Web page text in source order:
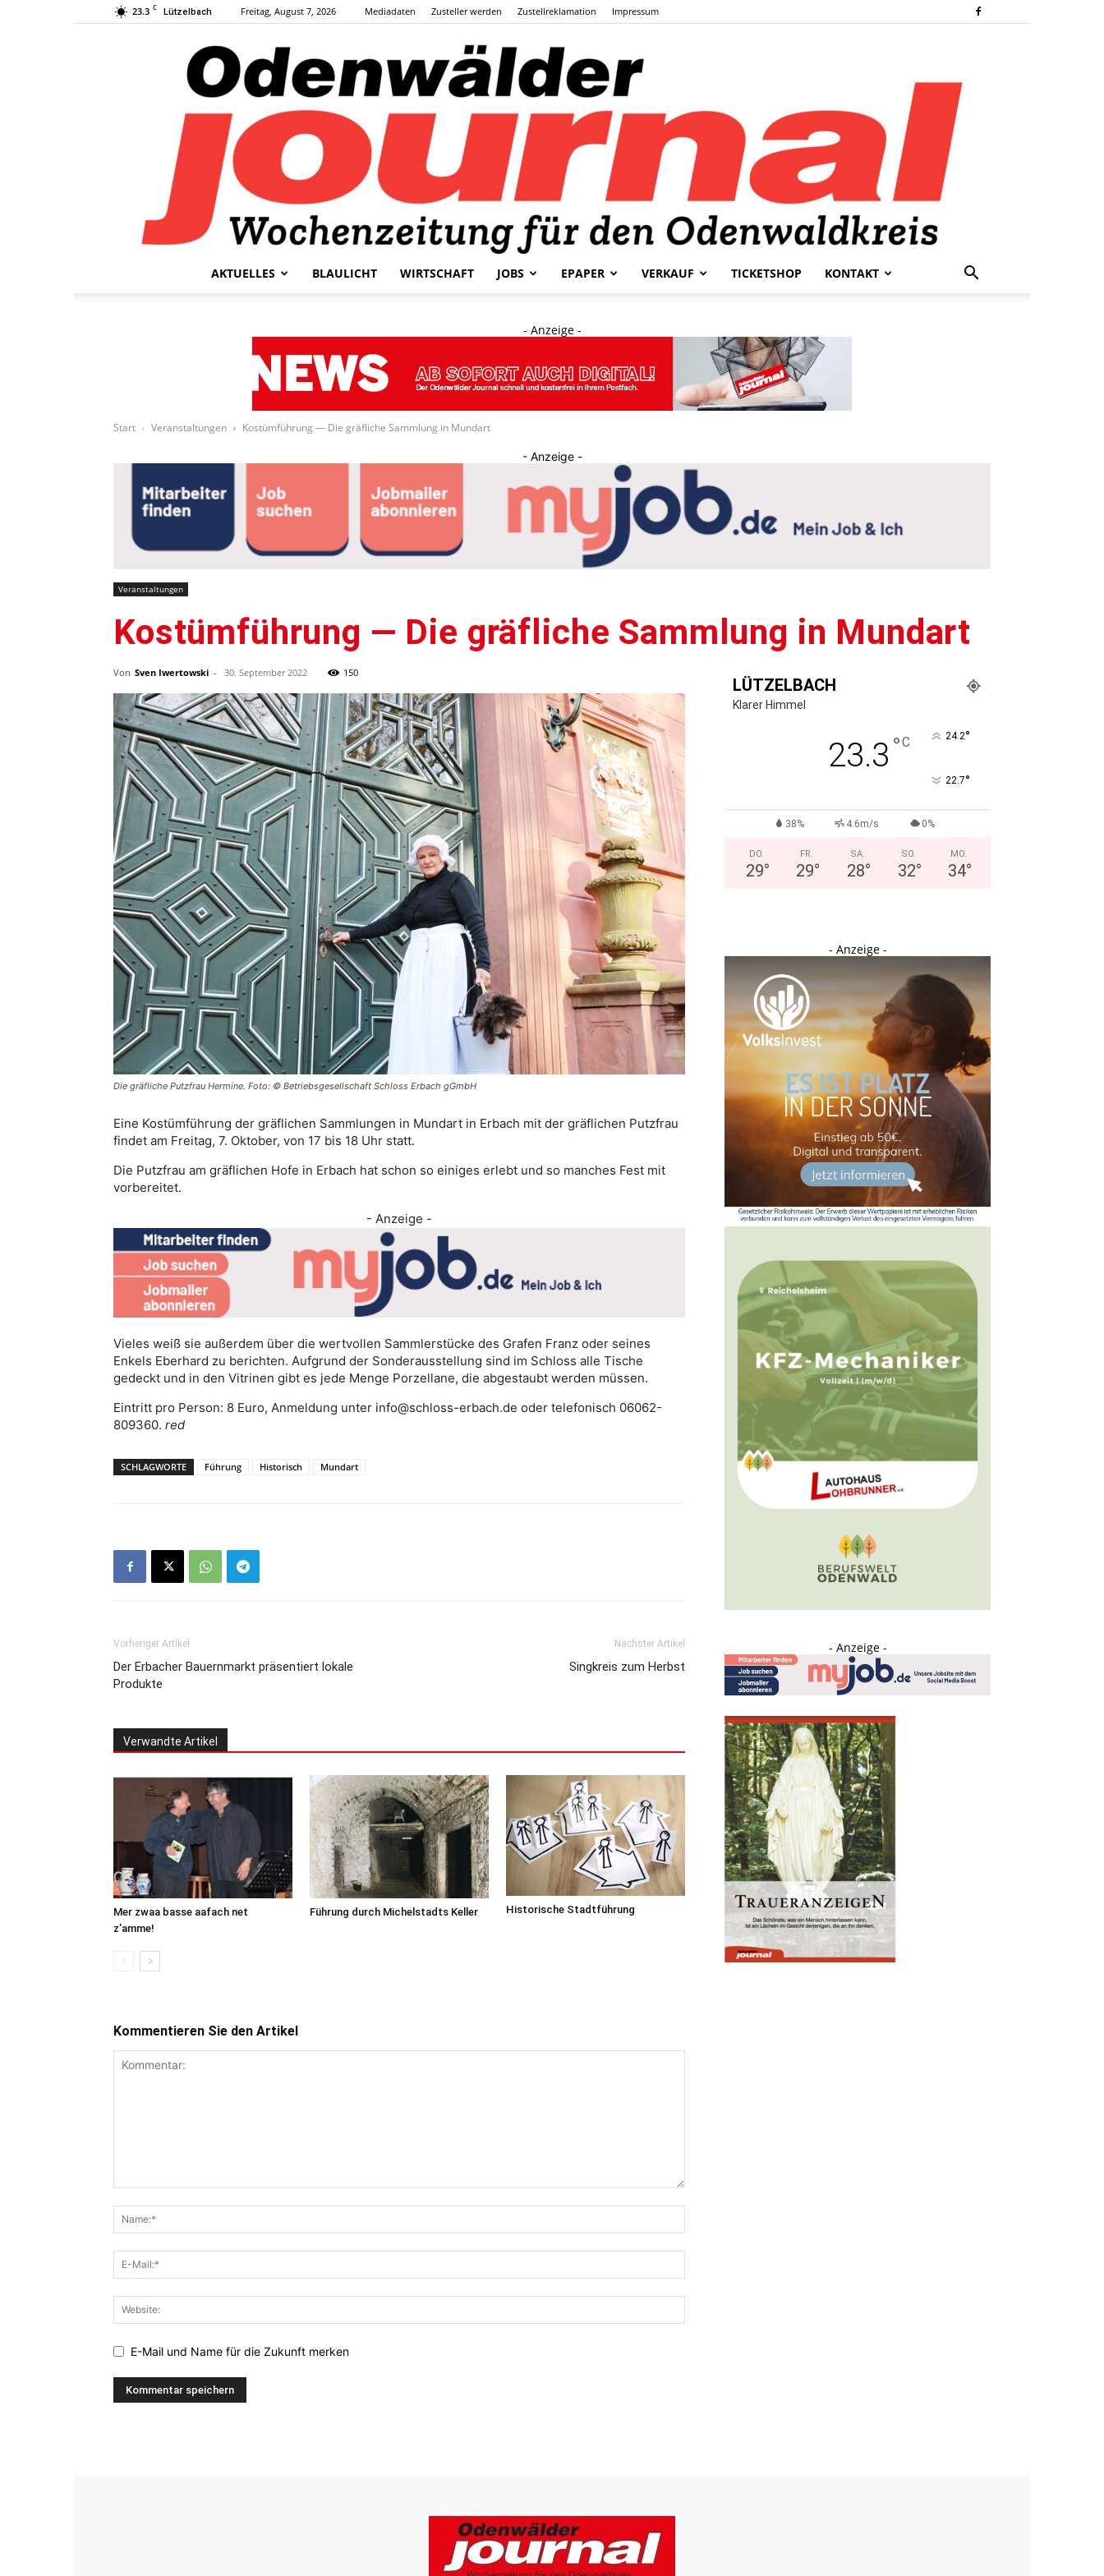
23.3 C Lützelbach Freitag, August 7, 2026 Mediadaten Zusteller werden Zustellreklamation Impressum
Journal
AKTUELLES BLAULICHT WIRTSCHAFT JOBS EPAPER VERKAUF TICKETSHOP KONTAKT
- Anzeige -
Start Veranstaltungen Kostümführung — Die gräfliche Sammlung in Mundart
- Anzeige -
Veranstaltungen
Kostümführung — Die gräfliche Sammlung in Mundart
Von Sven Iwertowski - 30. September 2022 150
Die gräfliche Putzfrau Hermine. Foto: © Betriebsgesellschaft Schloss Erbach gGmbH
Eine Kostümführung der gräflichen Sammlungen in Mundart in Erbach mit der gräflichen Putzfrau
findet am Freitag, 7. Oktober, von 17 bis 18 Uhr statt.
Die Putzfrau am gräflichen Hofe in Erbach hat schon so einiges erlebt und so manches Fest mit
vorbereitet.
- Anzeige -
Vieles weiß sie außerdem über die wertvollen Sammlerstücke des Grafen Franz oder seines
Enkels Eberhard zu berichten. Aufgrund der Sonderausstellung sind im Schloss alle Tische
gedeckt und in den Vitrinen gibt es jede Menge Porzellane, die abgestaubt werden müssen.
Eintritt pro Person: 8 Euro, Anmeldung unter info@schloss-erbach.de oder telefonisch 06062-
809360. red
SCHLAGWORTE Führung Historisch Mundart
Vorheriger Artikel
Der Erbacher Bauernmarkt präsentiert lokale
Produkte
Nächster Artikel
Singkreis zum Herbst
Verwandte Artikel
Mer zwaa basse aafach net
z’amme!
Führung durch Michelstadts Keller Historische Stadtführung
Kommentieren Sie den Artikel
E-Mail und Name für die Zukunft merken
LÜTZELBACH
Klarer Himmel
23.3 °C 24.2°
22.7°
38% 4.6m/s 0%
DO.
29°
FR.
29°
SA.
28°
SO.
32°
MO.
34°
- Anzeige -
- Anzeige -